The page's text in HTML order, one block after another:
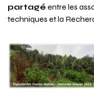
partagé entre les
techniques et la